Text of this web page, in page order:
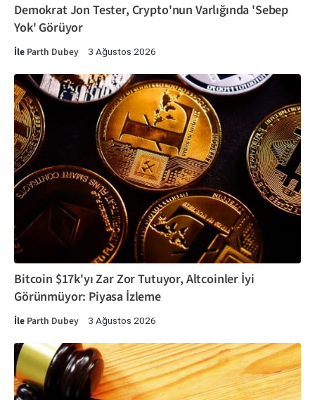
Demokrat Jon Tester, Crypto'nun Varlığında 'Sebep
Yok' Görüyor
İle Parth Dubey 3 Ağustos 2026
Bitcoin $17k'yı Zar Zor Tutuyor, Altcoinler İyi
Görünmüyor: Piyasa İzleme
İle Parth Dubey 3 Ağustos 2026